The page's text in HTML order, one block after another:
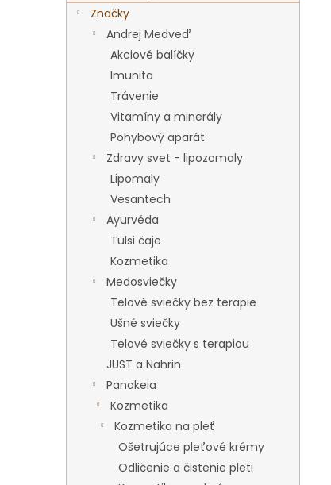
Značky
Andrej Medveď
Akciové balíčky
Imunita
Trávenie
Vitamíny a minerály
Pohybový aparát
Zdravy svet - lipozomaly
Lipomaly
Vesantech
Ayurvéda
Tulsi čaje
Kozmetika
Medosviečky
Telové sviečky bez terapie
Ušné sviečky
Telové sviečky s terapiou
JUST a Nahrin
Panakeia
Kozmetika
Kozmetika na pleť
Ošetrujúce pleťové krémy
Odličenie a čistenie pleti